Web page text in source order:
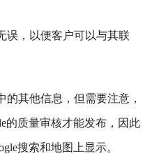
误，以便客户可以与其联
其他信息，但需要注意，
的质量审核才能发布，因此
搜索和地图上显示。